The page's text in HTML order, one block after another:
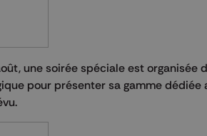
une soirée spéciale est organisée
pour présenter sa gamme